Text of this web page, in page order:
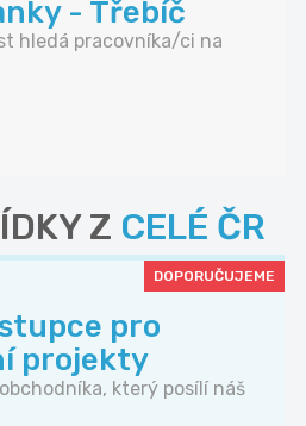
- Třebíč
hledá pracovníka/ci na
Z CELÉ ČR
DOPORUČUJEME
pro
projekty
který posílí náš